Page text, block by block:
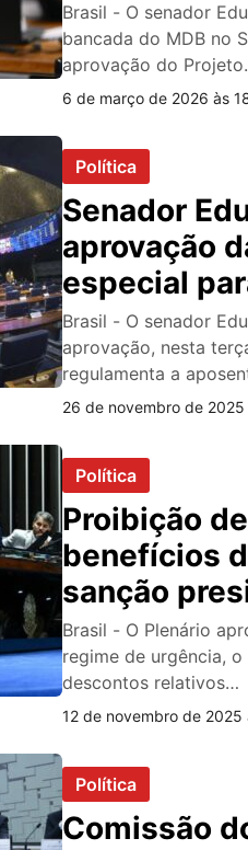
Brasil - O senador
bancada do MDB no
aprovação do
6 de março de 2026 às
Política
Senador
aprovação
especial
Brasil - O senador
aprovação, nesta
regulamenta a
26 de novembro de 2025
Política
Proibição
benefícios
sanção
Brasil - O Plenário
regime de urgência,
descontos relativos…
12 de novembro de 2025
Política
Comissão